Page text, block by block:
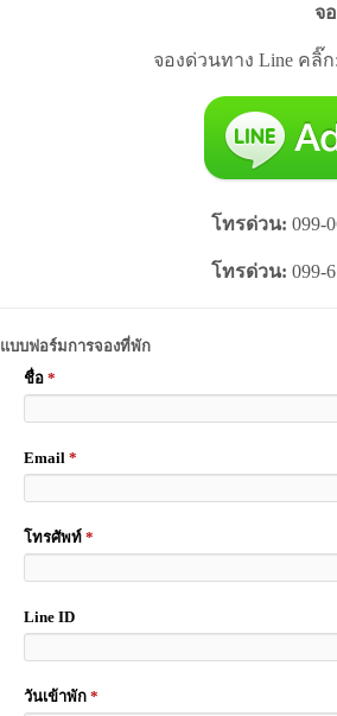
จ
จองด่วนทาง Line คลิ๊ก:
โทรด่วน: 099-
โทรด่วน: 099-
แบบฟอร์มการจองที่พัก
ชื่อ *
Email *
โทรศัพท์ *
Line ID
วันเข้าพัก *